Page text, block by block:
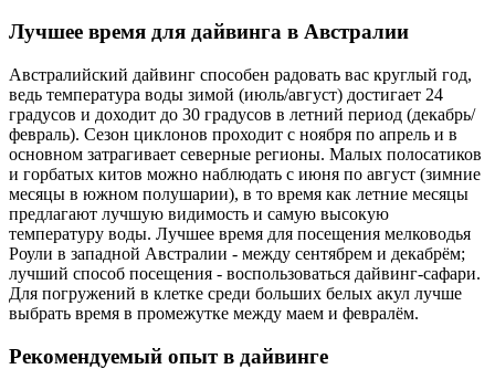
Лучшее время для дайвинга в Австралии
Австралийский дайвинг способен радовать вас круглый год,
ведь температура воды зимой (июль/август) достигает 24
градусов и доходит до 30 градусов в летний период (декабрь/
февраль). Сезон циклонов проходит с ноября по апрель и в
основном затрагивает северные регионы. Малых полосатиков
и горбатых китов можно наблюдать с июня по август (зимние
месяцы в южном полушарии), в то время как летние месяцы
предлагают лучшую видимость и самую высокую
температуру воды. Лучшее время для посещения мелководья
Роули в западной Австралии - между сентябрем и декабрём;
лучший способ посещения - воспользоваться дайвинг-сафари.
Для погружений в клетке среди больших белых акул лучше
выбрать время в промежутке между маем и февралём.
Рекомендуемый опыт в дайвинге